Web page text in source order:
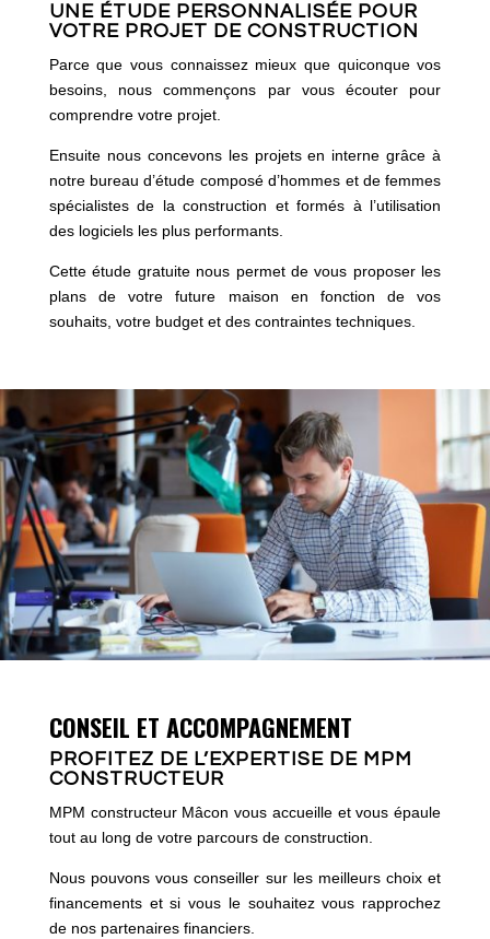
UNE ÉTUDE PERSONNALISÉE POUR
VOTRE PROJET DE CONSTRUCTION
Parce que vous connaissez mieux que quiconque vos
besoins, nous commençons par vous écouter pour
comprendre votre projet.
Ensuite nous concevons les projets en interne grâce à
notre bureau d’étude composé d’hommes et de femmes
spécialistes de la construction et formés à l’utilisation
des logiciels les plus performants.
Cette étude gratuite nous permet de vous proposer les
plans de votre future maison en fonction de vos
souhaits, votre budget et des contraintes techniques.
CONSEIL ET ACCOMPAGNEMENT
PROFITEZ DE L’EXPERTISE DE MPM
CONSTRUCTEUR
MPM constructeur Mâcon vous accueille et vous épaule
tout au long de votre parcours de construction.
Nous pouvons vous conseiller sur les meilleurs choix et
financements et si vous le souhaitez vous rapprochez
de nos partenaires financiers.